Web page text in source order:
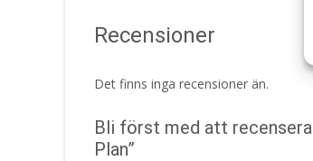
Recensioner
Det finns inga recensioner än.
Bli först med att
Plan”